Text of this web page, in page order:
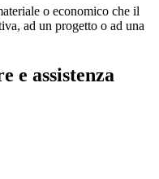
o economico che il
ad un progetto o ad una
e assistenza